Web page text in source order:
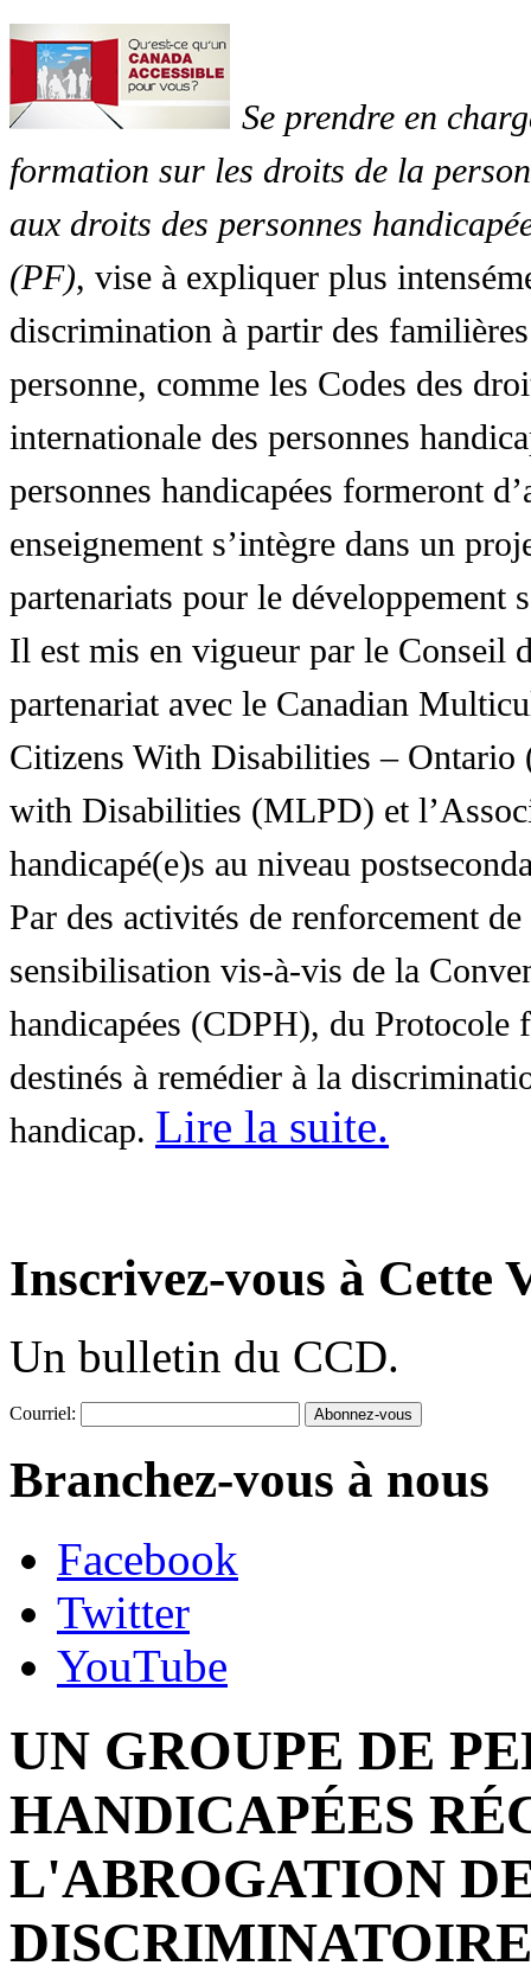
Se prendre en
formation sur les droits de la
aux droits des personnes
(PF), vise à expliquer plus
discrimination à partir des
personne, comme les Codes des
internationale des personnes
personnes handicapées formeront
enseignement s’intègre dans un
partenariats pour le développement
Il est mis en vigueur par le Conseil
partenariat avec le Canadian
Citizens With Disabilities – Ontario
with Disabilities (MLPD) et
handicapé(e)s au niveau
Par des activités de renforcement
sensibilisation vis-à-vis de la
handicapées (CDPH), du Protocole
destinés à remédier à la
handicap. Lire la suite.
Inscrivez-vous à Cette
Un bulletin du CCD.
Courriel:
Branchez-vous à nous
Facebook
Twitter
YouTube
UN GROUPE DE
HANDICAPÉES
L'ABROGATION